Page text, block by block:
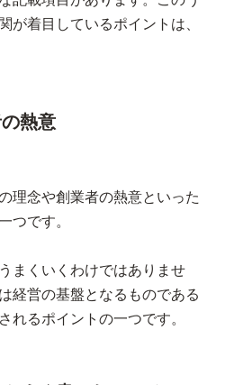
が着目しているポイントは、
熱意
理念や創業者の熱意といった
つです。
まくいくわけではありませ
経営の基盤となるものである
れるポイントの一つです。